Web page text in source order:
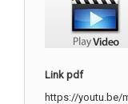
Link pdf
https://youtu.be/